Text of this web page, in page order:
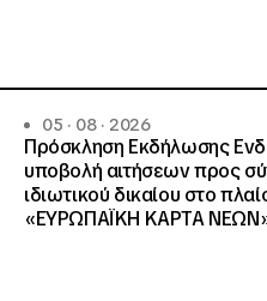
05 · 08 · 2026
Πρόσκληση Εκδήλωσης
υποβολή αιτήσεων προς
ιδιωτικού δικαίου στο
«ΕΥΡΩΠΑΪΚΗ ΚΑΡΤΑ